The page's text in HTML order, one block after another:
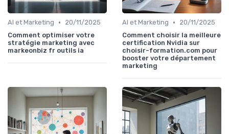
AI et Marketing •
20/11/2025
Comment optimiser votre
stratégie marketing avec
markeonbiz fr outils ia
AI et Marketing •
20/11/2025
Comment choisir la meilleure
certification Nvidia sur
choisir-formation.com pour
booster votre département
marketing